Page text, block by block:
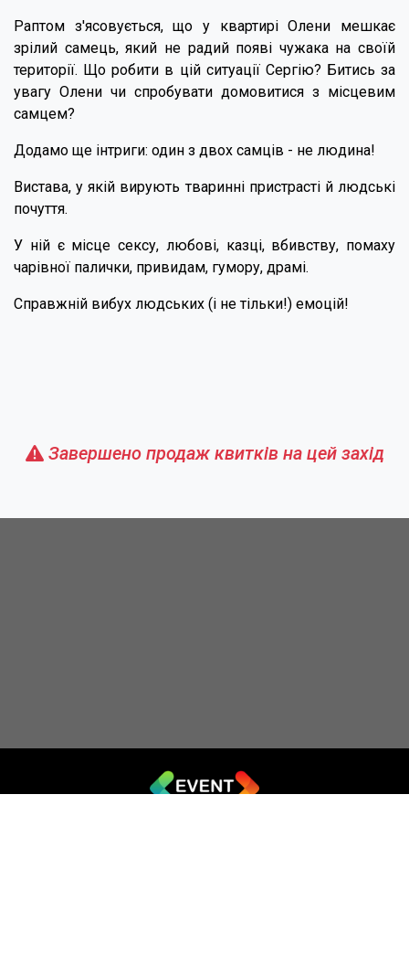
Раптом з'ясовується, що у квартирі Олени мешкає
зрілий самець, який не радий появі чужака на своїй
території. Що робити в цій ситуації Сергію? Битись за
увагу Олени чи спробувати домовитися з місцевим
самцем?
Додамо ще інтриги: один з двох самців - не людина!
Вистава, у якій вирують тваринні пристрасті й людські
почуття.
У ній є місце сексу, любові, казці, вбивству, помаху
чарівної палички, привидам, гумору, драмі.
Справжній вибух людських (і не тільки!) емоцій!
Завершено продаж квитків на цей захід